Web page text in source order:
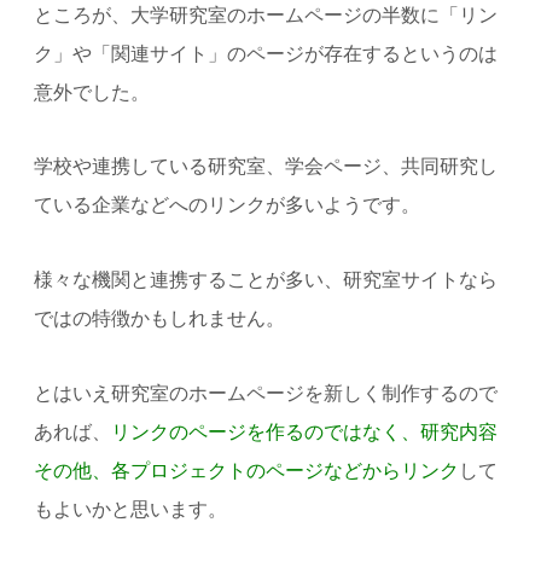
ところが、大学研究室のホームページの半数に「リン
ク」や「関連サイト」のページが存在するというのは
意外でした。
学校や連携している研究室、学会ページ、共同研究し
ている企業などへのリンクが多いようです。
様々な機関と連携することが多い、研究室サイトなら
ではの特徴かもしれません。
とはいえ研究室のホームページを新しく制作するので
あれば、
リンクのページを作るのではなく、研究内容
その他、各プロジェクトのページなどからリンク して
もよいかと思います。